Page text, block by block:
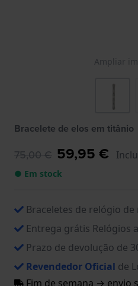
Ampliar
Bracelete de elos em titânio
75,00 € 59,95 €
● Em stock
Braceletes de relógio de
Entrega grátis Relógios
Prazo de devolução de
Revendedor Oficial de
Fim de semana → envio